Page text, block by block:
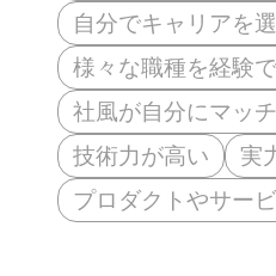
自分でキャリアを
様々な職種を経験
社風が自分にマッ
技術力が高い
実
プロダクトやサー